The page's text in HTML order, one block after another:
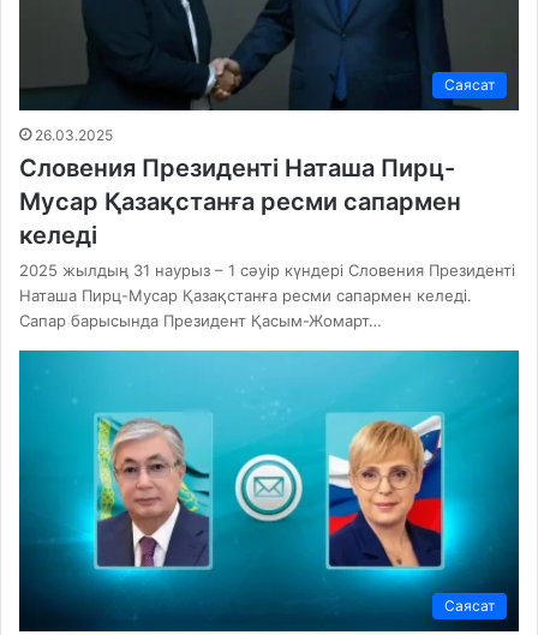
Саясат
26.03.2025
Словения Президенті Наташа Пирц-
Мусар Қазақстанға ресми сапармен
келеді
2025 жылдың 31 наурыз – 1 сәуір күндері Словения Президенті
Наташа Пирц-Мусар Қазақстанға ресми сапармен келеді.
Сапар барысында Президент Қасым-Жомарт…
Саясат